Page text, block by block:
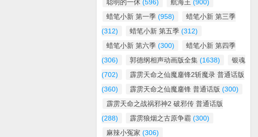
聪明的一休 (596) 航海王 (900)
蜡笔小新 第一季 (958)
蜡笔小新 第三季
(312)
蜡笔小新 第五季 (312)
蜡笔小新 第六季 (300)
蜡笔小新 第四季
(306)
郭德纲相声动画版全集 (1638)
银魂
(702)
霹雳天命之仙魔鏖锋2斩魔录 普通话版
(360)
霹雳天命之仙魔鏖锋 普通话版 (300)
霹雳天命之战祸邪神2 破邪传 普通话版
(288)
霹雳狼烟之古原争霸 (300)
麻辣小冤家 (306)